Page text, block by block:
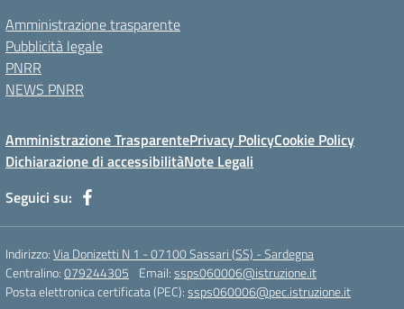
Amministrazione trasparente
Pubblicità legale
PNRR
NEWS PNRR
Amministrazione TrasparentePrivacy PolicyCookie Policy
Dichiarazione di accessibilitàNote Legali
Seguici su:
Indirizzo:Via Donizetti N 1 - 07100 Sassari (SS) - Sardegna
Centralino:079244305 Email:ssps060006@istruzione.it
Posta elettronica certificata (PEC):ssps060006@pec.istruzione.it